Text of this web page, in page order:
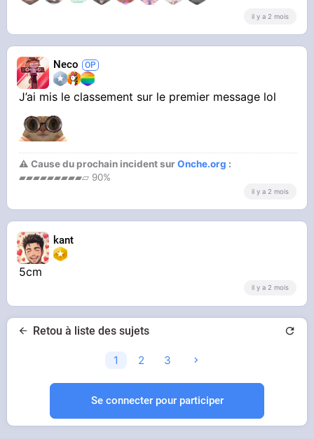
il y a 2 mois
Neco
J’ai mis le classement sur le premier message lol
⚠ Cause du prochain incident surOnche.org :
▰▰▰▰▰▰▰▰▰▱ 90%
il y a 2 mois
kant
5cm
il y a 2 mois
Retou à liste des sujets
1 2 3
Se connecter pour participer